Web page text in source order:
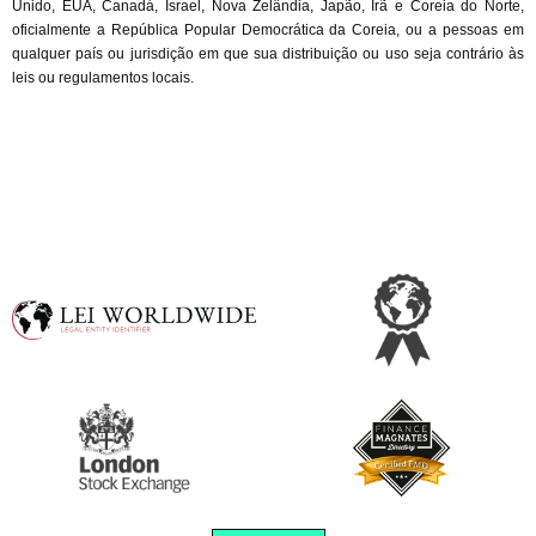
Unido, EUA, Canadá, Israel, Nova Zelândia, Japão, Irã e Coreia do Norte,
oficialmente a República Popular Democrática da Coreia, ou a pessoas em
qualquer país ou jurisdição em que sua distribuição ou uso seja contrário às
leis ou regulamentos locais.